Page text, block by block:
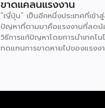
ขาดแคลนแรงงาน
“ญี่ปุ่น” เป็นอีกหนึ่งประเทศที่เข้
ปัญหาที่ตามมาคือแรงงานที่ลดน้
วิธีการแก้ปัญหาโดยการนำเทคโน
ทดแทนการขาดหายไปของแรงง
ร้าน มาคราวนี้สตาร์ทอัพ New